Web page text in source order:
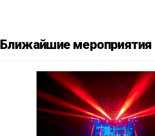
Ближайшие мероприятия